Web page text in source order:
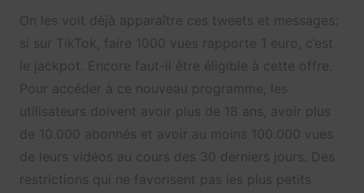
On les voit déjà apparaître ces tweets et messages:
si sur TikTok, faire 1000 vues rapporte 1 euro, c’est
le jackpot. Encore faut-il être éligible à cette offre.
Pour accéder à ce nouveau programme, les
utilisateurs doivent avoir plus de 18 ans, avoir plus
de 10.000 abonnés et avoir au moins 100.000 vues
de leurs vidéos au cours des 30 derniers jours. Des
restrictions qui ne favorisent pas les plus petits